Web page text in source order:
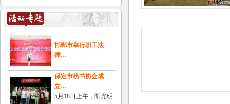
邯郸市举行职工法
律…
保定市榜书协会成
立…
5月18日上午，阳光明